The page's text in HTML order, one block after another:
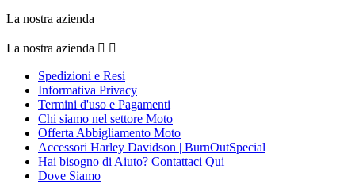
La nostra azienda
La nostra azienda  
Spedizioni e Resi
Informativa Privacy
Termini d'uso e Pagamenti
Chi siamo nel settore Moto
Offerta Abbigliamento Moto
Accessori Harley Davidson | BurnOutSpecial
Hai bisogno di Aiuto? Contattaci Qui
Dove Siamo